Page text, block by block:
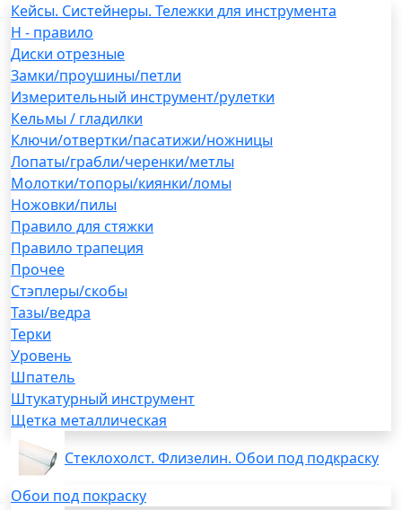
Кейсы. Систейнеры. Тележки для инструмента
H - правило
Диски отрезные
Замки/проушины/петли
Измерительный инструмент/рулетки
Кельмы / гладилки
Ключи/отвертки/пасатижи/ножницы
Лопаты/грабли/черенки/метлы
Молотки/топоры/киянки/ломы
Ножовки/пилы
Правило для стяжки
Правило трапеция
Прочее
Стэплеры/скобы
Тазы/ведра
Терки
Уровень
Шпатель
Штукатурный инструмент
Щетка металлическая
Стеклохолст. Флизелин. Обои под подкраску
Обои под покраску